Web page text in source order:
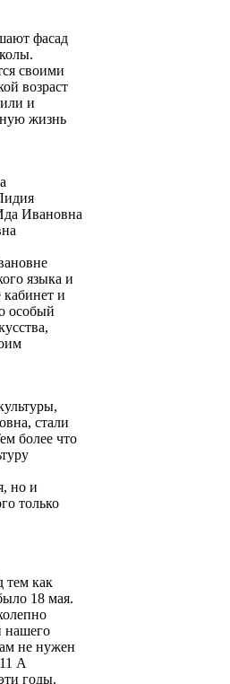
фасад
своими
возраст
и
жизнь
Ивановна
языка и
кабинет и
особый
стали
более что
но и
только
тем как
18 мая.
нашего
не нужен
А
годы.